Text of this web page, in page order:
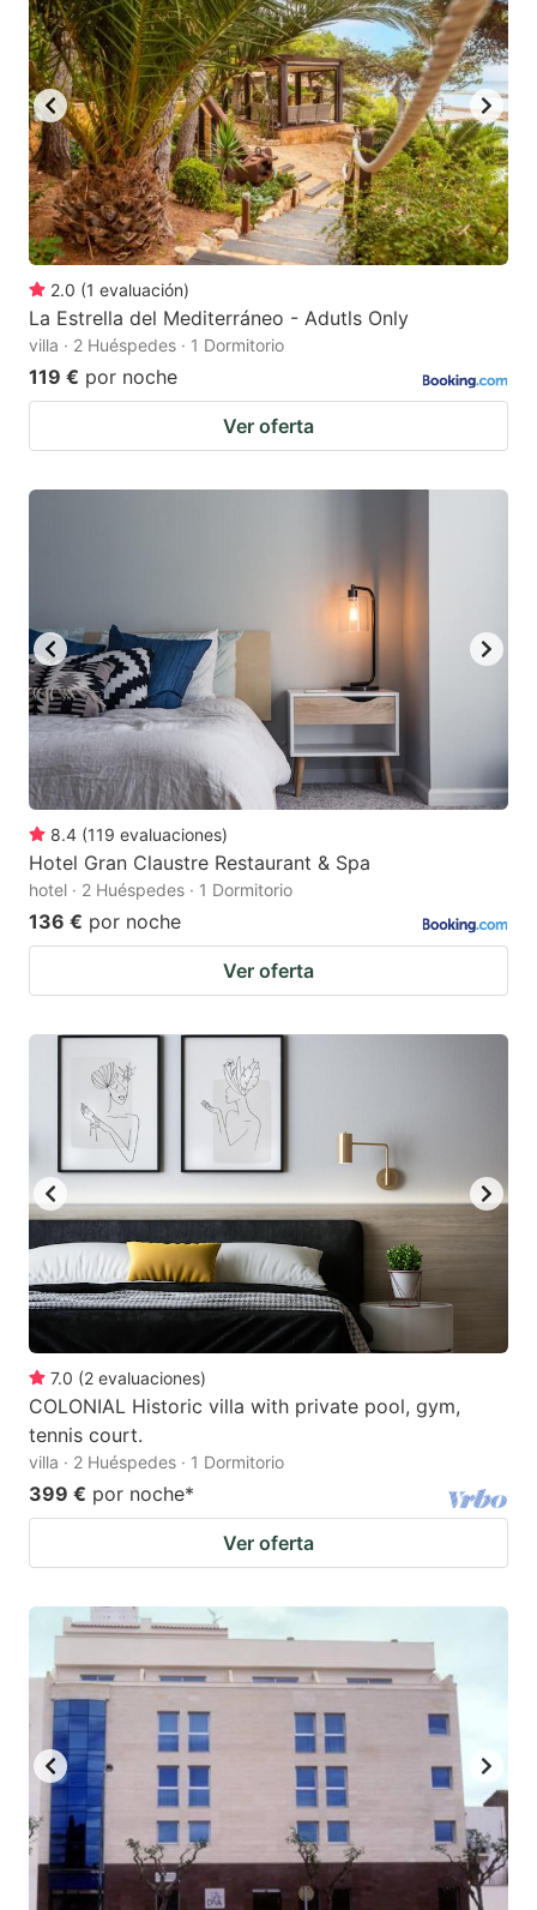
2.0 (1 evaluación)
La Estrella del Mediterráneo - Adutls Only
villa · 2 Huéspedes · 1 Dormitorio
119 € por noche
Ver oferta
8.4 (119 evaluaciones)
Hotel Gran Claustre Restaurant & Spa
hotel · 2 Huéspedes · 1 Dormitorio
136 € por noche
Ver oferta
7.0 (2 evaluaciones)
COLONIAL Historic villa with private pool, gym,
tennis court.
villa · 2 Huéspedes · 1 Dormitorio
399 € por noche*
Ver oferta